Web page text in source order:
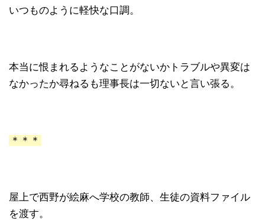
いつものように軽快な口調。
本当に恨まれるようなことがないかトラブルや異変は
なかったか尋ねるも理事長は一切ないと言い張る。
＊＊＊
屋上で西野が絵麻へ学校の教師、生徒の資料ファイル
を渡す。